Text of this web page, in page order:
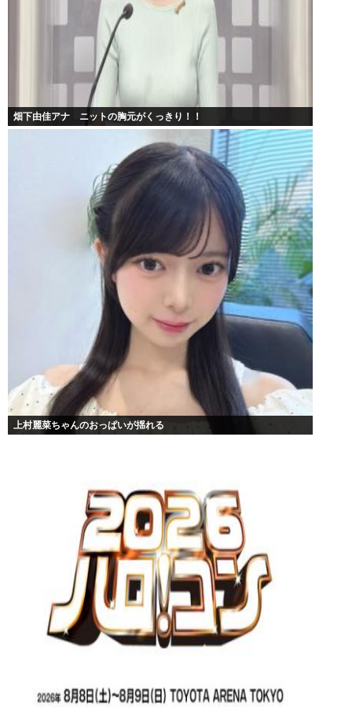
畑下由佳アナ ニットの胸元がくっきり！！
上村麗菜ちゃんのおっぱいが揺れる